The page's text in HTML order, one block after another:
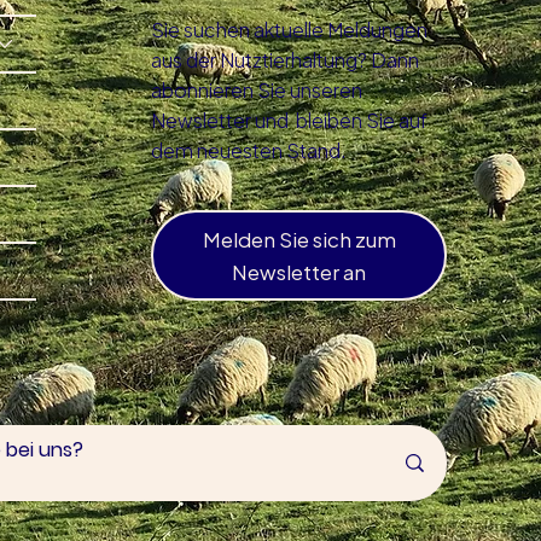
Sie suchen aktuelle Meldungen
aus der Nutztierhaltung? Dann
abonnieren Sie unseren
Newsletter und bleiben Sie auf
dem neuesten Stand.
Melden Sie sich zum
Newsletter an